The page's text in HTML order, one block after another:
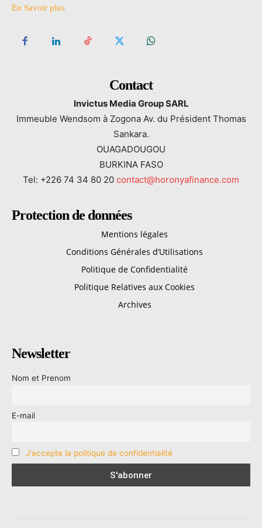
En Savoir plus
Contact
Invictus Media Group SARL
Immeuble Wendsom à Zogona Av. du Président Thomas
Sankara.
OUAGADOUGOU
BURKINA FASO
Tel: +226 74 34 80 20 contact@horonyafinance.com
Protection de données
Mentions légales
Conditions Générales d’Utilisations
Politique de Confidentialité
Politique Relatives aux Cookies
Archives
Newsletter
Nom et Prenom
E-mail
J'accepte la politique de confidentialité